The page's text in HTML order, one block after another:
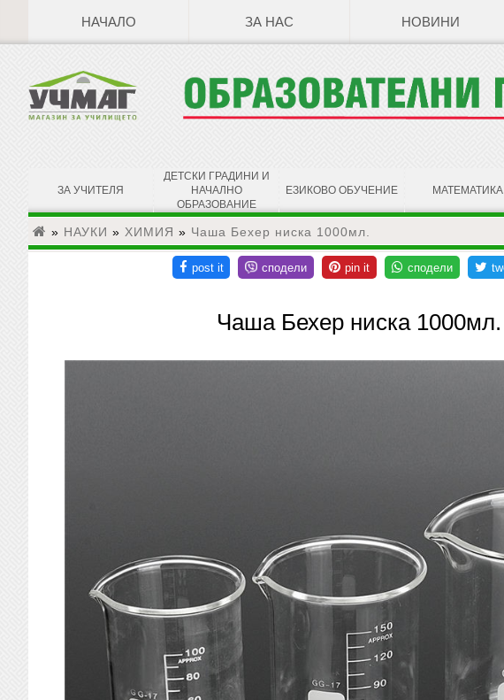
НАЧАЛО ЗА НАС НОВИНИ
ЗА УЧИТЕЛЯ
ДЕТСКИ ГРАДИНИ И
НАЧАЛНО
ОБРАЗОВАНИЕ
ЕЗИКОВО ОБУЧЕНИЕ МАТЕМАТИКА
» НАУКИ » ХИМИЯ » Чаша Бехер ниска 1000мл.
Чаша Бехер ниска 1000мл.